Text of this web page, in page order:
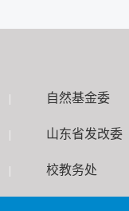
| 自然基金委
| 山东省发改委
| 校教务处